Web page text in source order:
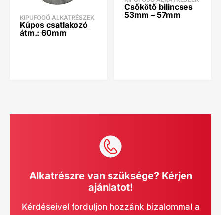
KIPUFOGÓ ALKATRÉSZEK
Kúpos csatlakozó
átm.: 60mm
Csőkötő bilincses
53mm – 57mm
Alkatrészre van szüksége? Kérjen
ajánlatot!
Kérdéseivel forduljon hozzánk bizalommal a